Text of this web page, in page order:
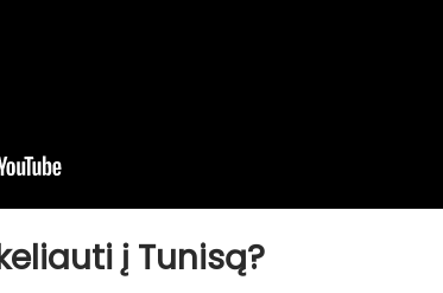
į Tunisą?